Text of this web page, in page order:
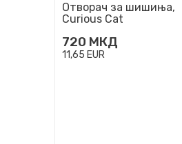
Отворач за шишиња,
Curious Cat
720 МКД
11,65 EUR